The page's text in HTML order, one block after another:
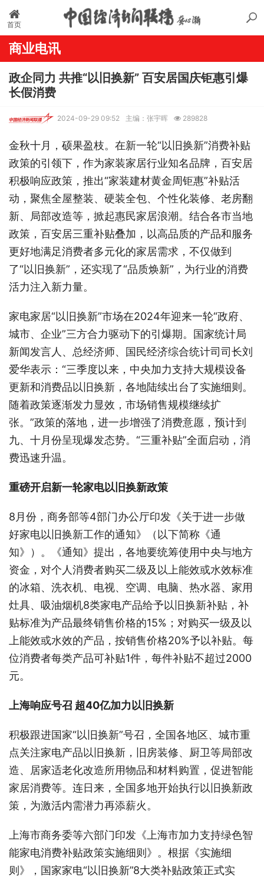
首页
商业电讯
政企同力 共推“以旧换新” 百安居国庆钜惠引爆
长假消费
2024-09-29 09:52 主编：张宇晖 289828
金秋十月，硕果盈枝。在新一轮“以旧换新”消费补贴
政策的引领下，作为家装家居行业知名品牌，百安居
积极响应政策，推出“家装建材黄金周钜惠”补贴活
动，聚焦全屋整装、硬装全包、个性化装修、老房翻
新、局部改造等，掀起惠民家居浪潮。结合各市当地
政策，百安居三重补贴叠加，以高品质的产品和服务
更好地满足消费者多元化的家居需求，不仅做到
了“以旧换新”，还实现了“品质焕新”，为行业的消费
活力注入新力量。
家电家居“以旧换新”市场在2024年迎来一轮“政府、
城市、企业”三方合力驱动下的引爆期。国家统计局
新闻发言人、总经济师、国民经济综合统计司司长刘
爱华表示：“三季度以来，中央加力支持大规模设备
更新和消费品以旧换新，各地陆续出台了实施细则。
随着政策逐渐发力显效，市场销售规模继续扩
张。”政策的落地，进一步增强了消费意愿，预计到
九、十月份呈现爆发态势。“三重补贴”全面启动，消
费迅速升温。
重磅开启新一轮家电以旧换新政策
8月份，商务部等4部门办公厅印发《关于进一步做
好家电以旧换新工作的通知》（以下简称《通
知》）。《通知》提出，各地要统筹使用中央与地方
资金，对个人消费者购买二级及以上能效或水效标准
的冰箱、洗衣机、电视、空调、电脑、热水器、家用
灶具、吸油烟机8类家电产品给予以旧换新补贴，补
贴标准为产品最终销售价格的15%；对购买一级及以
上能效或水效的产品，按销售价格20%予以补贴。每
位消费者每类产品可补贴1件，每件补贴不超过2000
元。
上海响应号召 超40亿加力以旧换新
积极跟进国家“以旧换新”号召，全国各地区、城市重
点关注家电产品以旧换新，旧房装修、厨卫等局部改
造、居家适老化改造所用物品和材料购置，促进智能
家居消费等。连日来，全国多地开始执行以旧换新政
策，为激活内需潜力再添薪火。
上海市商务委等六部门印发《上海市加力支持绿色智
能家电消费补贴政策实施细则》。根据《实施细
则》，国家家电“以旧换新”8大类补贴政策正式实